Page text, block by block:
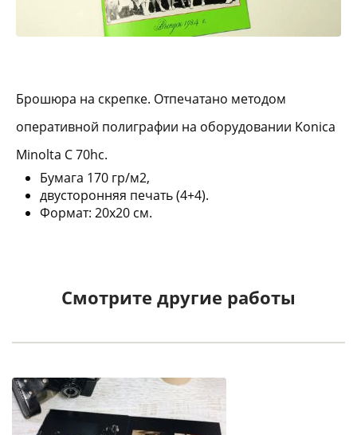
Брошюра на скрепке. Отпечатано методом
оперативной полиграфии на оборудовании Konica
Minolta C 70hc.
Бумага 170 гр/м2,
двусторонняя печать (4+4).
Формат: 20х20 см.
Смотрите другие работы